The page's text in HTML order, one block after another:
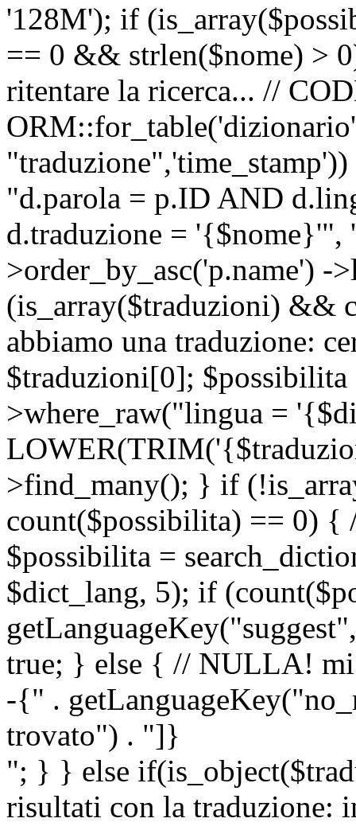
'128M'); if
== 0 && strlen($nome) >
ritentare la ricerca... //
"d.parola = p.ID AND
d.traduzione = '{$nome}'",
>order_by_asc('p.name')
(is_array($traduzioni) &&
abbiamo una traduzione:
$traduzioni[0];
>where_raw("lingua =
>find_many(); } if
count($possibilita) == 0) {
$possibilita =
$dict_lang, 5); if
true; } else { // NULLA! mi
-{" .
trovato") . "]}
"; } } else
risultati con la traduzione: